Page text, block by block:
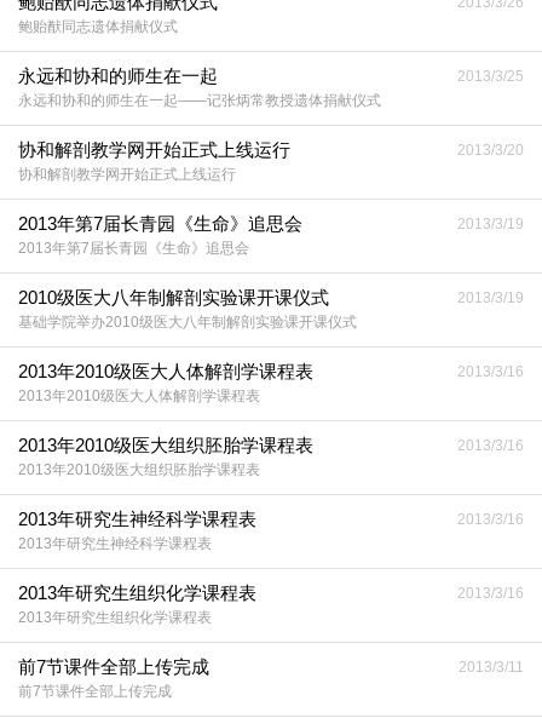
鲍贻猷同志遗体捐献仪式
2013/3/25
永远和协和的师生在一起
永远和协和的师生在一起——记张炳常教授遗体捐献仪式
2013/3/20
协和解剖教学网开始正式上线运行
协和解剖教学网开始正式上线运行
2013/3/19
2013年第7届长青园《生命》追思会
2013年第7届长青园《生命》追思会
2013/3/19
2010级医大八年制解剖实验课开课仪式
基础学院举办2010级医大八年制解剖实验课开课仪式
2013/3/16
2013年2010级医大人体解剖学课程表
2013年2010级医大人体解剖学课程表
2013/3/16
2013年2010级医大组织胚胎学课程表
2013年2010级医大组织胚胎学课程表
2013/3/16
2013年研究生神经科学课程表
2013年研究生神经科学课程表
2013/3/16
2013年研究生组织化学课程表
2013年研究生组织化学课程表
2013/3/11
前7节课件全部上传完成
前7节课件全部上传完成